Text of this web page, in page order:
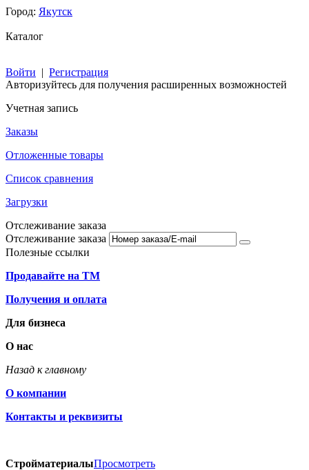
Город: Якутск
Каталог
Войти | Регистрация
Авторизуйтесь для получения расширенных возможностей
Учетная запись
Заказы
Отложенные товары
Список сравнения
Загрузки
Отслеживание заказа
Отслеживание заказа
Полезные ссылки
Продавайте на ТМ
Получения и оплата
Для бизнеса
О нас
Назад к главному
О компании
Контакты и реквизиты
СтройматериалыПросмотреть